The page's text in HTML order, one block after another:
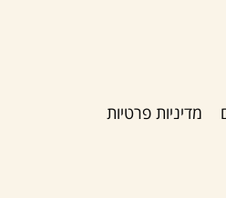
מדיניות פרטיות